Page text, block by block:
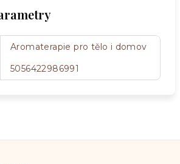
Aromaterapie pro tělo i domov
5056422986991